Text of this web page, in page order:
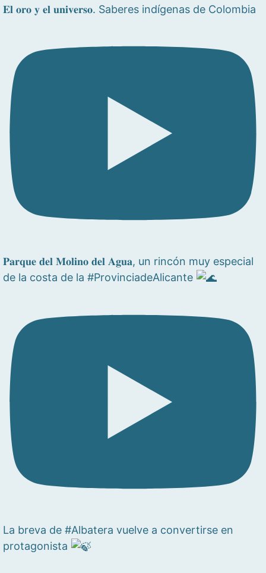
𝐄𝐥 𝐨𝐫𝐨 𝐲 𝐞𝐥 𝐮𝐧𝐢𝐯𝐞𝐫𝐬𝐨. Saberes indígenas de Colombia
𝐏𝐚𝐫𝐪𝐮𝐞 𝐝𝐞𝐥 𝐌𝐨𝐥𝐢𝐧𝐨 𝐝𝐞𝐥 𝐀𝐠𝐮𝐚, un rincón muy especial
de la costa de la #ProvinciadeAlicante
La breva de #Albatera vuelve a convertirse en
protagonista